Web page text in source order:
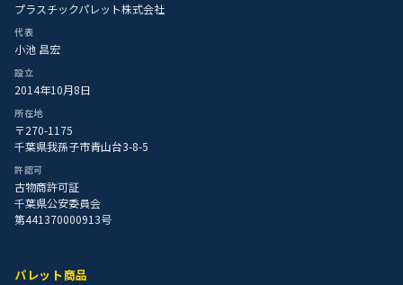
プラスチックパレット株式会社
代表
小池 昌宏
設立
2014年10月8日
所在地
〒270-1175
千葉県我孫子市青山台3-8-5
許認可
古物商許可証
千葉県公安委員会
第441370000913号
パレット商品